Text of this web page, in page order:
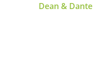
Dean & Dante